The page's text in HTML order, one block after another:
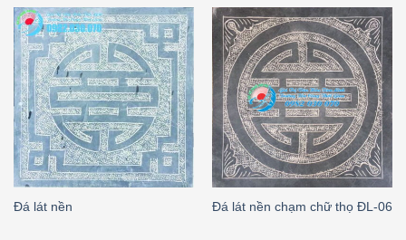
Đá lát nền Đá lát nền chạm chữ thọ ĐL-06